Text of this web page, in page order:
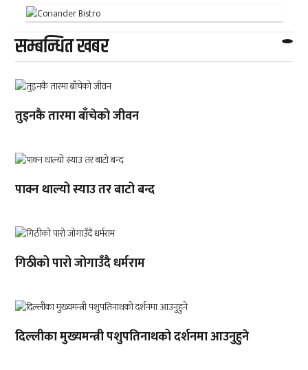
सम्बन्धित खबर
तुइनकै तारमा बाँचेको जीवन
पाक्न थाल्यो स्याउ तर बाटो बन्द
गिठीको पारो जोगाउँदै धर्मराम
दिल्लीका मुख्यमन्त्री पशुपतिनाथको दर्शनमा आउनुहुने